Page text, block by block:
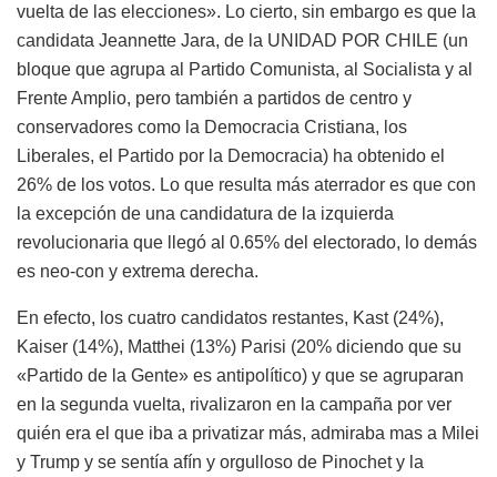
vuelta de las elecciones». Lo cierto, sin embargo es que la
candidata Jeannette Jara, de la UNIDAD POR CHILE (un
bloque que agrupa al Partido Comunista, al Socialista y al
Frente Amplio, pero también a partidos de centro y
conservadores como la Democracia Cristiana, los
Liberales, el Partido por la Democracia) ha obtenido el
26% de los votos. Lo que resulta más aterrador es que con
la excepción de una candidatura de la izquierda
revolucionaria que llegó al 0.65% del electorado, lo demás
es neo-con y extrema derecha.
En efecto, los cuatro candidatos restantes, Kast (24%),
Kaiser (14%), Matthei (13%) Parisi (20% diciendo que su
«Partido de la Gente» es antipolítico) y que se agruparan
en la segunda vuelta, rivalizaron en la campaña por ver
quién era el que iba a privatizar más, admiraba mas a Milei
y Trump y se sentía afín y orgulloso de Pinochet y la